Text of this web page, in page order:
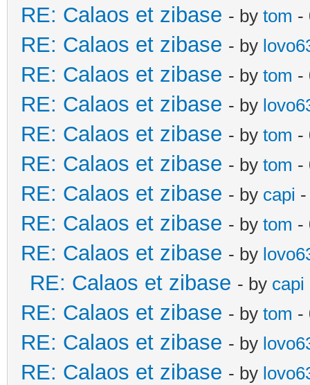
RE: Calaos et zibase - by tom -
RE: Calaos et zibase - by
RE: Calaos et zibase - by tom -
RE: Calaos et zibase - by
RE: Calaos et zibase - by tom -
RE: Calaos et zibase - by tom -
RE: Calaos et zibase - by capi
RE: Calaos et zibase - by tom -
RE: Calaos et zibase - by
RE: Calaos et zibase - by capi
RE: Calaos et zibase - by tom -
RE: Calaos et zibase - by
RE: Calaos et zibase - by